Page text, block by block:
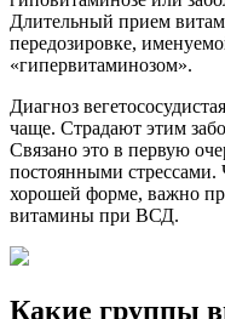
Длительный прием
передозировке,
«гипервитаминозом».
Диагноз
чаще. Страдают этим
Связано это в первую
постоянными стрессами.
хорошей форме, важно
витамины при ВСД.
Какие группы